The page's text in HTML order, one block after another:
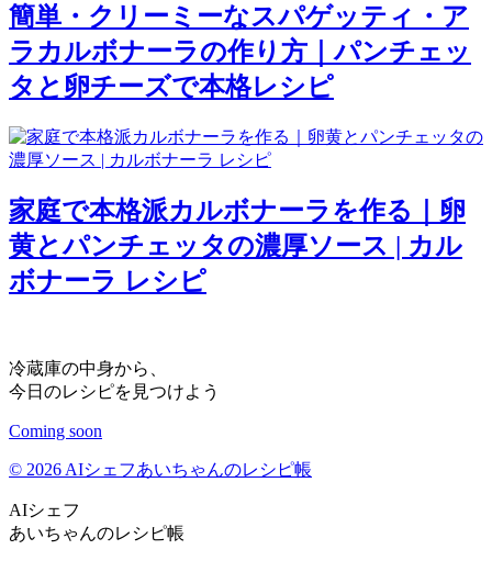
簡単・クリーミーなスパゲッティ・ア
ラカルボナーラの作り方｜パンチェッ
タと卵チーズで本格レシピ
家庭で本格派カルボナーラを作る｜卵
黄とパンチェッタの濃厚ソース | カル
ボナーラ レシピ
冷蔵庫の中身から、
今日のレシピを見つけよう
Coming soon
© 2026 AIシェフあいちゃんのレシピ帳
AIシェフ
あいちゃんのレシピ帳